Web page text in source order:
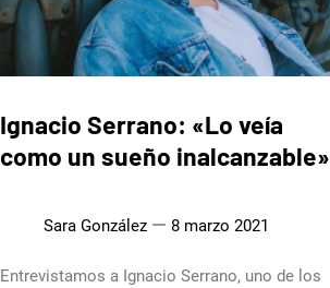
Ignacio Serrano: «Lo veía
como un sueño inalcanzable»
Sara González 8 marzo 2021
Entrevistamos a Ignacio Serrano, uno de los